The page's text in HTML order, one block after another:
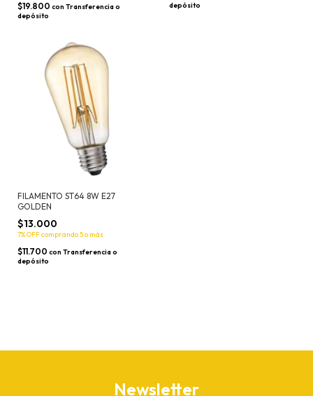
$19.800 con Transferencia o
depósito
depósito
FILAMENTO ST64 8W E27
GOLDEN
$13.000
7% OFFcomprando 5 o más
$11.700 con Transferencia o
depósito
Newsletter